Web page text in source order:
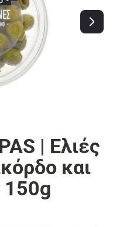
| Ελιές
και
150g